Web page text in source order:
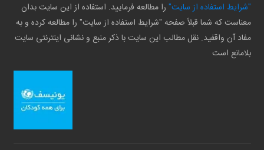
"شرایط استفاده از سایت" را مطالعه فرمایید. استفاده از این سایت بدان
معناست که شما قبلاً صفحه "شرایط استفاده از سایت" را مطالعه کرده و به
مفاد آن واقفید. نقل مطالب این سایت با ذکر منبع و نشانی اینترنتی سایت
بلامانع است